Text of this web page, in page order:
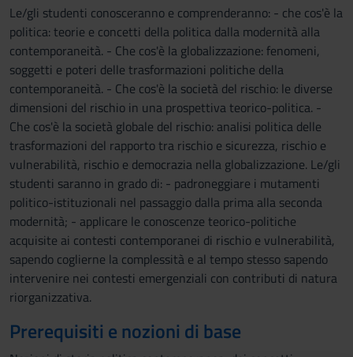
Le/gli studenti conosceranno e comprenderanno: - che cos'è la
politica: teorie e concetti della politica dalla modernità alla
contemporaneità. - Che cos'è la globalizzazione: fenomeni,
soggetti e poteri delle trasformazioni politiche della
contemporaneità. - Che cos'è la società del rischio: le diverse
dimensioni del rischio in una prospettiva teorico-politica. -
Che cos'è la società globale del rischio: analisi politica delle
trasformazioni del rapporto tra rischio e sicurezza, rischio e
vulnerabilità, rischio e democrazia nella globalizzazione. Le/gli
studenti saranno in grado di: - padroneggiare i mutamenti
politico-istituzionali nel passaggio dalla prima alla seconda
modernità; - applicare le conoscenze teorico-politiche
acquisite ai contesti contemporanei di rischio e vulnerabilità,
sapendo coglierne la complessità e al tempo stesso sapendo
intervenire nei contesti emergenziali con contributi di natura
riorganizzativa.
Prerequisiti e nozioni di base